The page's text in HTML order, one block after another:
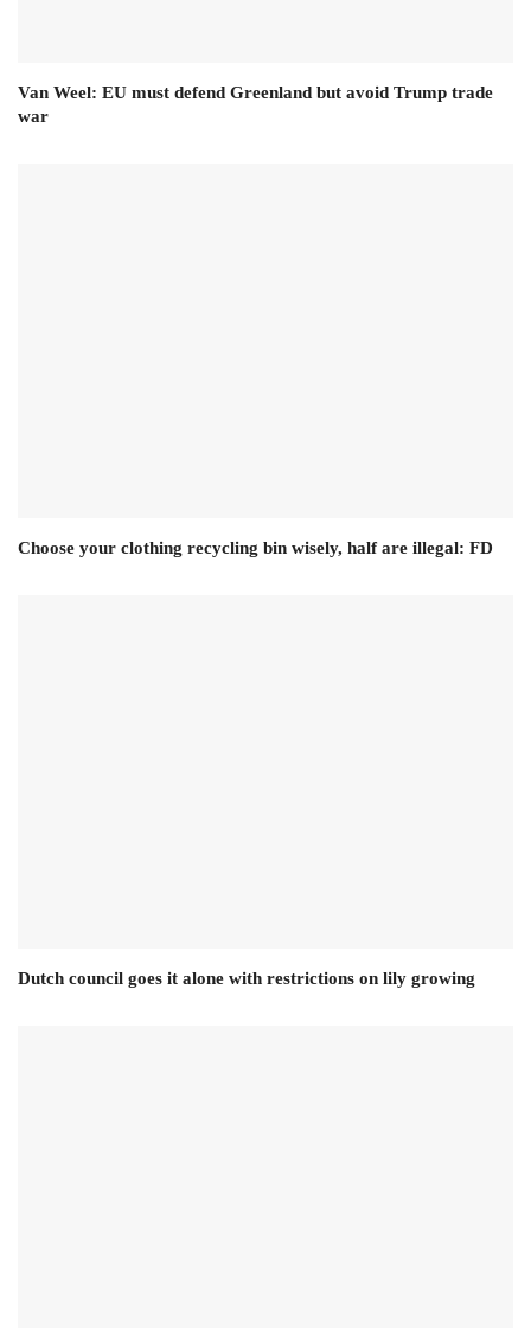
Van Weel: EU must defend Greenland but avoid Trump trade
war
Choose your clothing recycling bin wisely, half are illegal: FD
Dutch council goes it alone with restrictions on lily growing